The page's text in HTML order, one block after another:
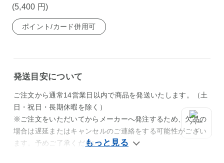
(5,400 円)
ポイント/カード併用可
発送目安について
ご注文から通常14営業日以内で商品を発送いたします。（土
日・祝日・長期休暇を除く）
※ご注文をいただいてからメーカーへ発注するため、欠品の
場合は遅延またはキャンセルのご連絡をする可能性がござい
ます。予めご了承ください。